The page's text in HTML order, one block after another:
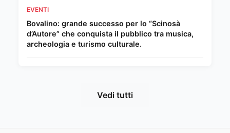
EVENTI
Bovalino: grande successo per lo “Scinosà
d’Autore” che conquista il pubblico tra musica,
archeologia e turismo culturale.
Vedi tutti